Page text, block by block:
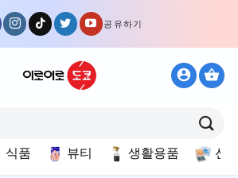
공유하기
식품 뷰티 생활용품 선